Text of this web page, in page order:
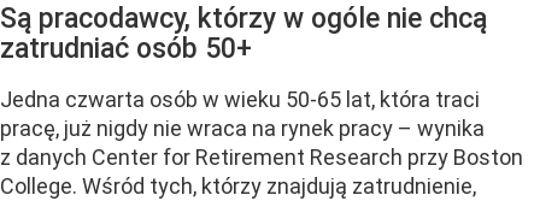
Są pracodawcy, którzy w ogóle nie chcą
zatrudniać osób 50+
Jedna czwarta osób w wieku 50-65 lat, która traci
pracę, już nigdy nie wraca na rynek pracy – wynika
z danych Center for Retirement Research przy Boston
College. Wśród tych, którzy znajdują zatrudnienie,